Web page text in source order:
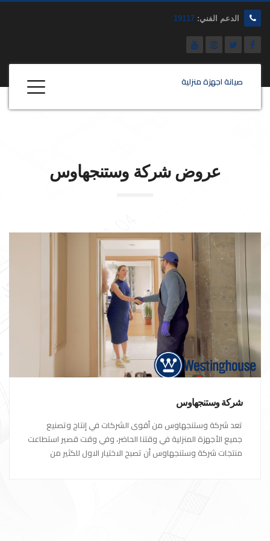
الدعم الفني: 19117
صيانة اجهزة منزلية
عروض شركة وستنجهاوس
شركة وستنجهاوس
تعد شركة وستنجهاوس من أقوى الشركات في إنتاج وتصنيع
جميع الأجهزة المنزلية في وقتنا الحاضر، وفي وقت قصير استطاعت
منتجات شركة وستنجهاوس أن تصبح الاختيار الاول للكثير من